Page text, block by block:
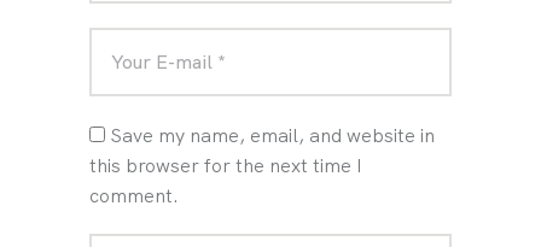
Save my name, email, and website in
this browser for the next time I
comment.